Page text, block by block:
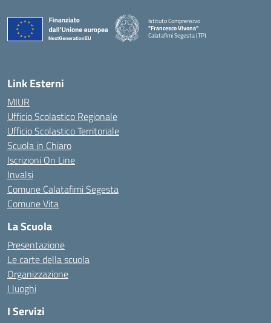
Istituto Comprensivo
"Francesco Vivona"
Calatafimi Segesta (TP)
— Visita la pagina iniziale della scuola
Link Esterni
MIUR
Ufficio Scolastico Regionale
Ufficio Scolastico Territoriale
Scuola in Chiaro
Iscrizioni On Line
Invalsi
Comune Calatafimi Segesta
Comune Vita
La Scuola
Presentazione
Le carte della scuola
Organizzazione
I luoghi
I Servizi